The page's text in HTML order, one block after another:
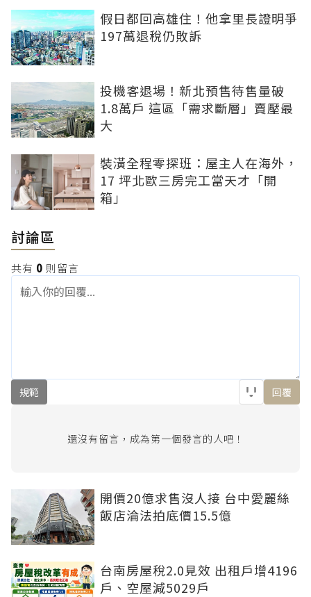
假日都回高雄住！他拿里長證明爭
197萬退稅仍敗訴
投機客退場！新北預售待售量破
1.8萬戶 這區「需求斷層」賣壓最
大
裝潢全程零探班：屋主人在海外，
17 坪北歐三房完工當天才「開
箱」
討論區
共有 0 則留言
規範 回覆
還沒有留言，成為第一個發言的人吧！
開價20億求售沒人接 台中愛麗絲
飯店淪法拍底價15.5億
台南房屋稅2.0見效 出租戶增4196
戶、空屋減5029戶